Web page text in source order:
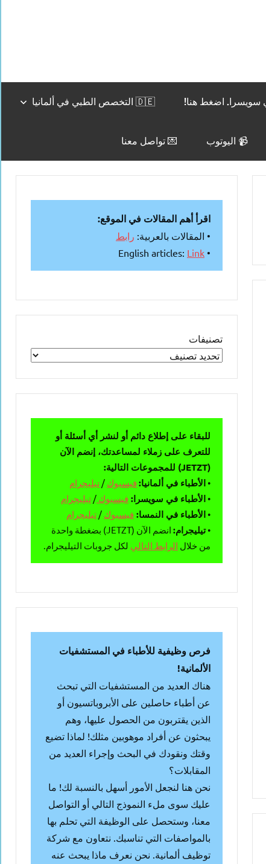
🇩🇪 التخصص الطبي في ألمانيا
📹 اليوتوب 💌 تواصل معنا
اقرأ أهم المقالات في الموقع:
• المقالات بالعربية: رابط
• English articles:
Link
تصنيفات
للبقاء على إطلاع دائم أو لنشر أي أسئلة أو
للتعرف على زملاء لمساعدتك، إنضم الآن
(JETZT) للمجموعات التالية:
•الأطباء في ألمانيا: فيسبوك / تيليجرام
•الأطباء في سويسرا: فيسبوك / تيليجرام
•الأطباء في النمسا: فيسبوك / تيليجرام
•تيليجرام:
انضم الآن (JETZT) بضغطة واحدة
من خلال الرابط التالي لكل جروبات التيليجرام.
فرص وظيفية للأطباء في المستشفيات
الألمانية!
هناك العديد من المستشفيات التي تبحث
عن أطباء حاصلين على الأبروباتسيون أو
الذين يقتربون من الحصول عليها، وهم
يبحثون عن أفراد موهوبين مثلك! لماذا تضيع
وقتك ونقودك في البحث وإجراء العديد من
المقابلات؟
نحن هنا لنجعل الأمور أسهل بالنسبة لك! ما
عليك سوى ملء النموذج التالي أو التواصل
معنا، وستحصل على الوظيفة التي تحلم بها
بالمواصفات التي تناسبك. نتعاون مع شركة
توظيف ألمانية. نحن نعرف ماذا يبحث عنه